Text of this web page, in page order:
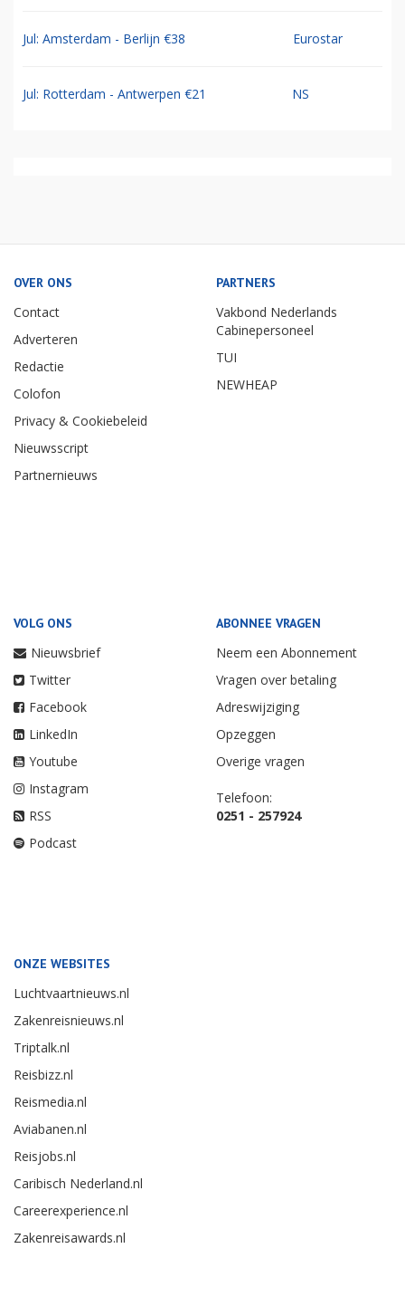
Jul: Amsterdam - Berlijn €38 Eurostar
Jul: Rotterdam - Antwerpen €21 NS
OVER ONS
Contact
Adverteren
Redactie
Colofon
Privacy & Cookiebeleid
Nieuwsscript
Partnernieuws
PARTNERS
Vakbond Nederlands
Cabinepersoneel
TUI
NEWHEAP
VOLG ONS
Nieuwsbrief
Twitter
Facebook
LinkedIn
Youtube
Instagram
RSS
Podcast
ABONNEE VRAGEN
Neem een Abonnement
Vragen over betaling
Adreswijziging
Opzeggen
Overige vragen
Telefoon:
0251 - 257924
ONZE WEBSITES
Luchtvaartnieuws.nl
Zakenreisnieuws.nl
Triptalk.nl
Reisbizz.nl
Reismedia.nl
Aviabanen.nl
Reisjobs.nl
Caribisch Nederland.nl
Careerexperience.nl
Zakenreisawards.nl